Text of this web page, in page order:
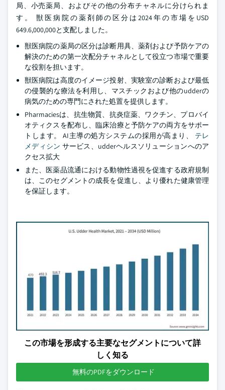
局、小売薬局、およびその他の分布チャネルに分けられま
す。 獣医病院の薬剤師の区分は2024年の市場をUSD
649.6,000,000と支配しました。
獣医病院の薬局の区分は診断用具、薬剤および予防ケアの
解決のための第一次配分チャネルとして役立つ市場で重要
な役割を担います。
獣医病院は高度のイメージ投射、実験室の診断および最低
の侵襲的な療法を利用し、マスチックおよび他のudderの
病気のための専門にされた処置を提供します。
Pharmaciesは、抗生物質、抗炎症薬、ワクチン、プロバイ
オティクスを配布し、臨床治療と予防ケアの両方をサポー
トします。 AI主導の処方システムの採用が高まり、 テレ
メディシン サービス、udderヘルスソリューションへのア
クセス拡大
また、医薬品流通における動物性過視を促進する政府規制
は、このセグメントの成長を促進し、より優れた健康管理
を保証します。
この市場を形成する主要なセグメントについて詳
しく知る
無料のPDFをダウンロード